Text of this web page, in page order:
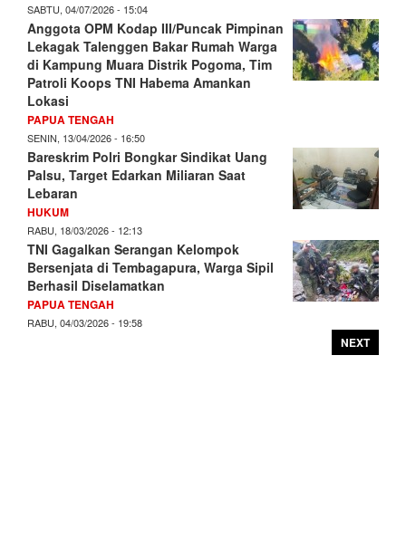
SABTU, 04/07/2026 - 15:04
Anggota OPM Kodap III/Puncak Pimpinan
Lekagak Talenggen Bakar Rumah Warga
di Kampung Muara Distrik Pogoma, Tim
Patroli Koops TNI Habema Amankan
Lokasi
PAPUA TENGAH
SENIN, 13/04/2026 - 16:50
Bareskrim Polri Bongkar Sindikat Uang
Palsu, Target Edarkan Miliaran Saat
Lebaran
HUKUM
RABU, 18/03/2026 - 12:13
TNI Gagalkan Serangan Kelompok
Bersenjata di Tembagapura, Warga Sipil
Berhasil Diselamatkan
PAPUA TENGAH
RABU, 04/03/2026 - 19:58
NEXT